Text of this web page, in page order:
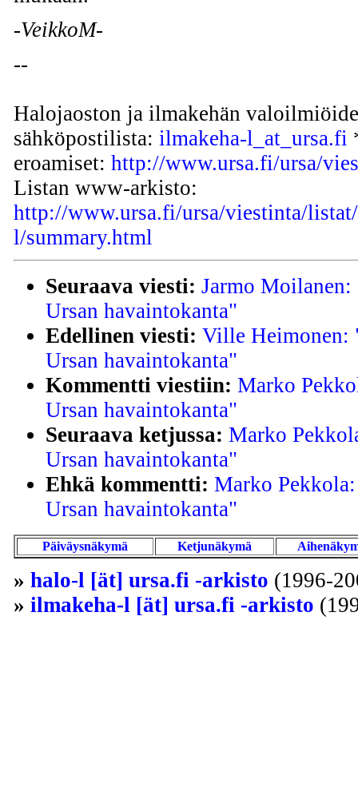
-VeikkoM-
--
Halojaoston ja ilmakehän
sähköpostilista: ilmakeha-l_at_ursa.fi
eroamiset: http://www.ursa.fi/ursa/
Listan www-arkisto:
http://www.ursa.fi/ursa/viestinta/
l/summary.html
Seuraava viesti: Jarmo
Ursan havaintokanta"
Edellinen viesti: Ville Heimonen:
Ursan havaintokanta"
Kommentti viestiin: Marko
Ursan havaintokanta"
Seuraava ketjussa: Marko
Ursan havaintokanta"
Ehkä kommentti: Marko
Ursan havaintokanta"
Päiväysnäkymä Ketjunäkymä
» halo-l [ät] ursa.fi -arkisto (1996-
» ilmakeha-l [ät] ursa.fi -arkisto